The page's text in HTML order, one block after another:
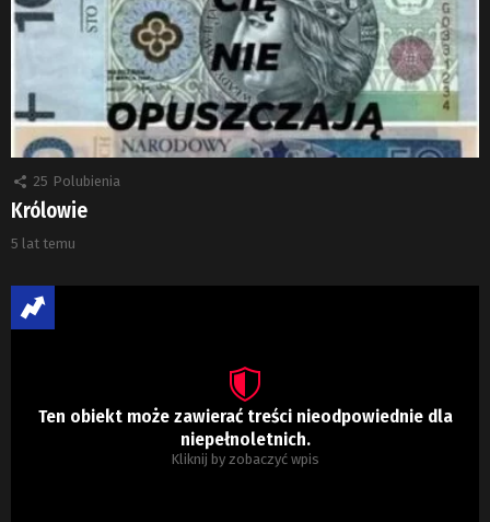
25 Polubienia
Królowie
5 lat temu
Ten obiekt może zawierać treści nieodpowiednie dla
niepełnoletnich.
Kliknij by zobaczyć wpis